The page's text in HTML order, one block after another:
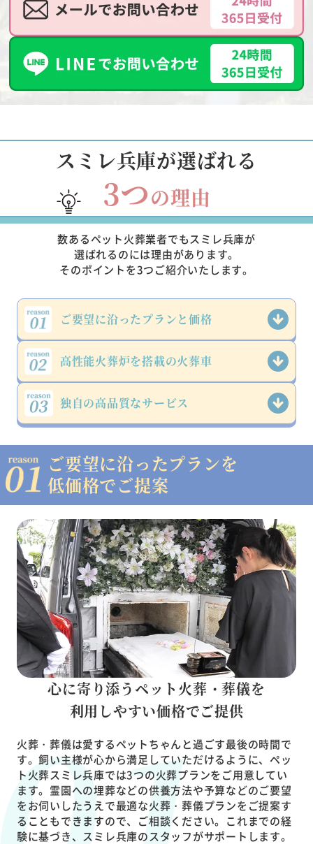
スミレ兵庫が選ばれる
3つの理由
数あるペット火葬業者でもスミレ兵庫が
選ばれるのには理由があります。
そのポイントを3つご紹介いたします。
ご要望に沿ったプランと価格
高性能火葬炉を搭載の火葬車
独自の高品質なサービス
ご要望に沿ったプランを
低価格でご提案
心に寄り添うペット火葬・葬儀を
利用しやすい価格でご提供
火葬・葬儀は愛するペットちゃんと過ごす最後の時間で
す。飼い主様が心から満足していただけるように、ペッ
ト火葬スミレ兵庫では3つの火葬プランをご用意してい
ます。霊園への埋葬などの供養方法や予算などのご要望
をお伺いしたうえで最適な火葬・葬儀プランをご提案す
ることもできますので、ご相談ください。これまでの経
験に基づき、スミレ兵庫のスタッフがサポートします。